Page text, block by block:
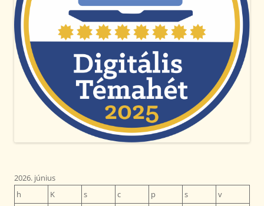
2026. június
h
K s c p s
v